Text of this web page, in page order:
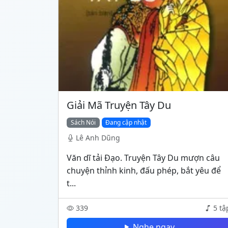
Giải Mã Truyện Tây Du
Sách Nói Đang cập nhật
Lê Anh Dũng
Văn dĩ tải Đạo. Truyện Tây Du mượn câu
chuyện thỉnh kinh, đấu phép, bắt yêu để
t...
339 5